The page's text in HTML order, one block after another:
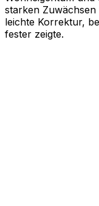
starken
leichte Korrektur,
fester zeigte.